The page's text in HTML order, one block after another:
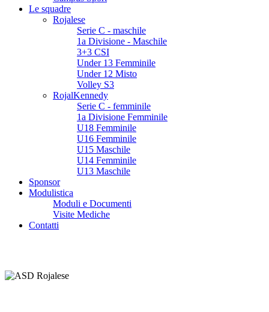
Le squadre
Rojalese
Serie C - maschile
1a Divisione - Maschile
3+3 CSI
Under 13 Femminile
Under 12 Misto
Volley S3
RojalKennedy
Serie C - femminile
1a Divisione Femminile
U18 Femminile
U16 Femminile
U15 Maschile
U14 Femminile
U13 Maschile
Sponsor
Modulistica
Moduli e Documenti
Visite Mediche
Contatti